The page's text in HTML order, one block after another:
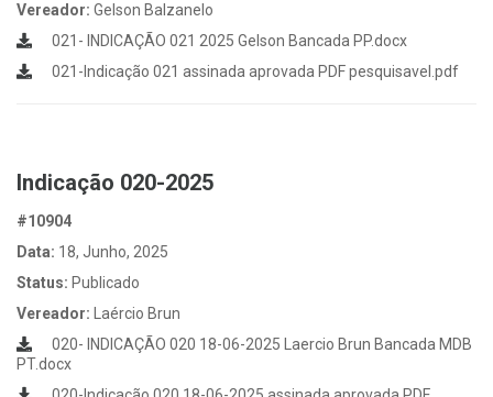
Vereador: Gelson Balzanelo
021- INDICAÇÃO 021 2025 Gelson Bancada PP.docx
021-Indicação 021 assinada aprovada PDF pesquisavel.pdf
Indicação 020-2025
#10904
Data: 18, Junho, 2025
Status: Publicado
Vereador:
Laércio Brun
020- INDICAÇÃO 020 18-06-2025 Laercio Brun Bancada MDB
PT.docx